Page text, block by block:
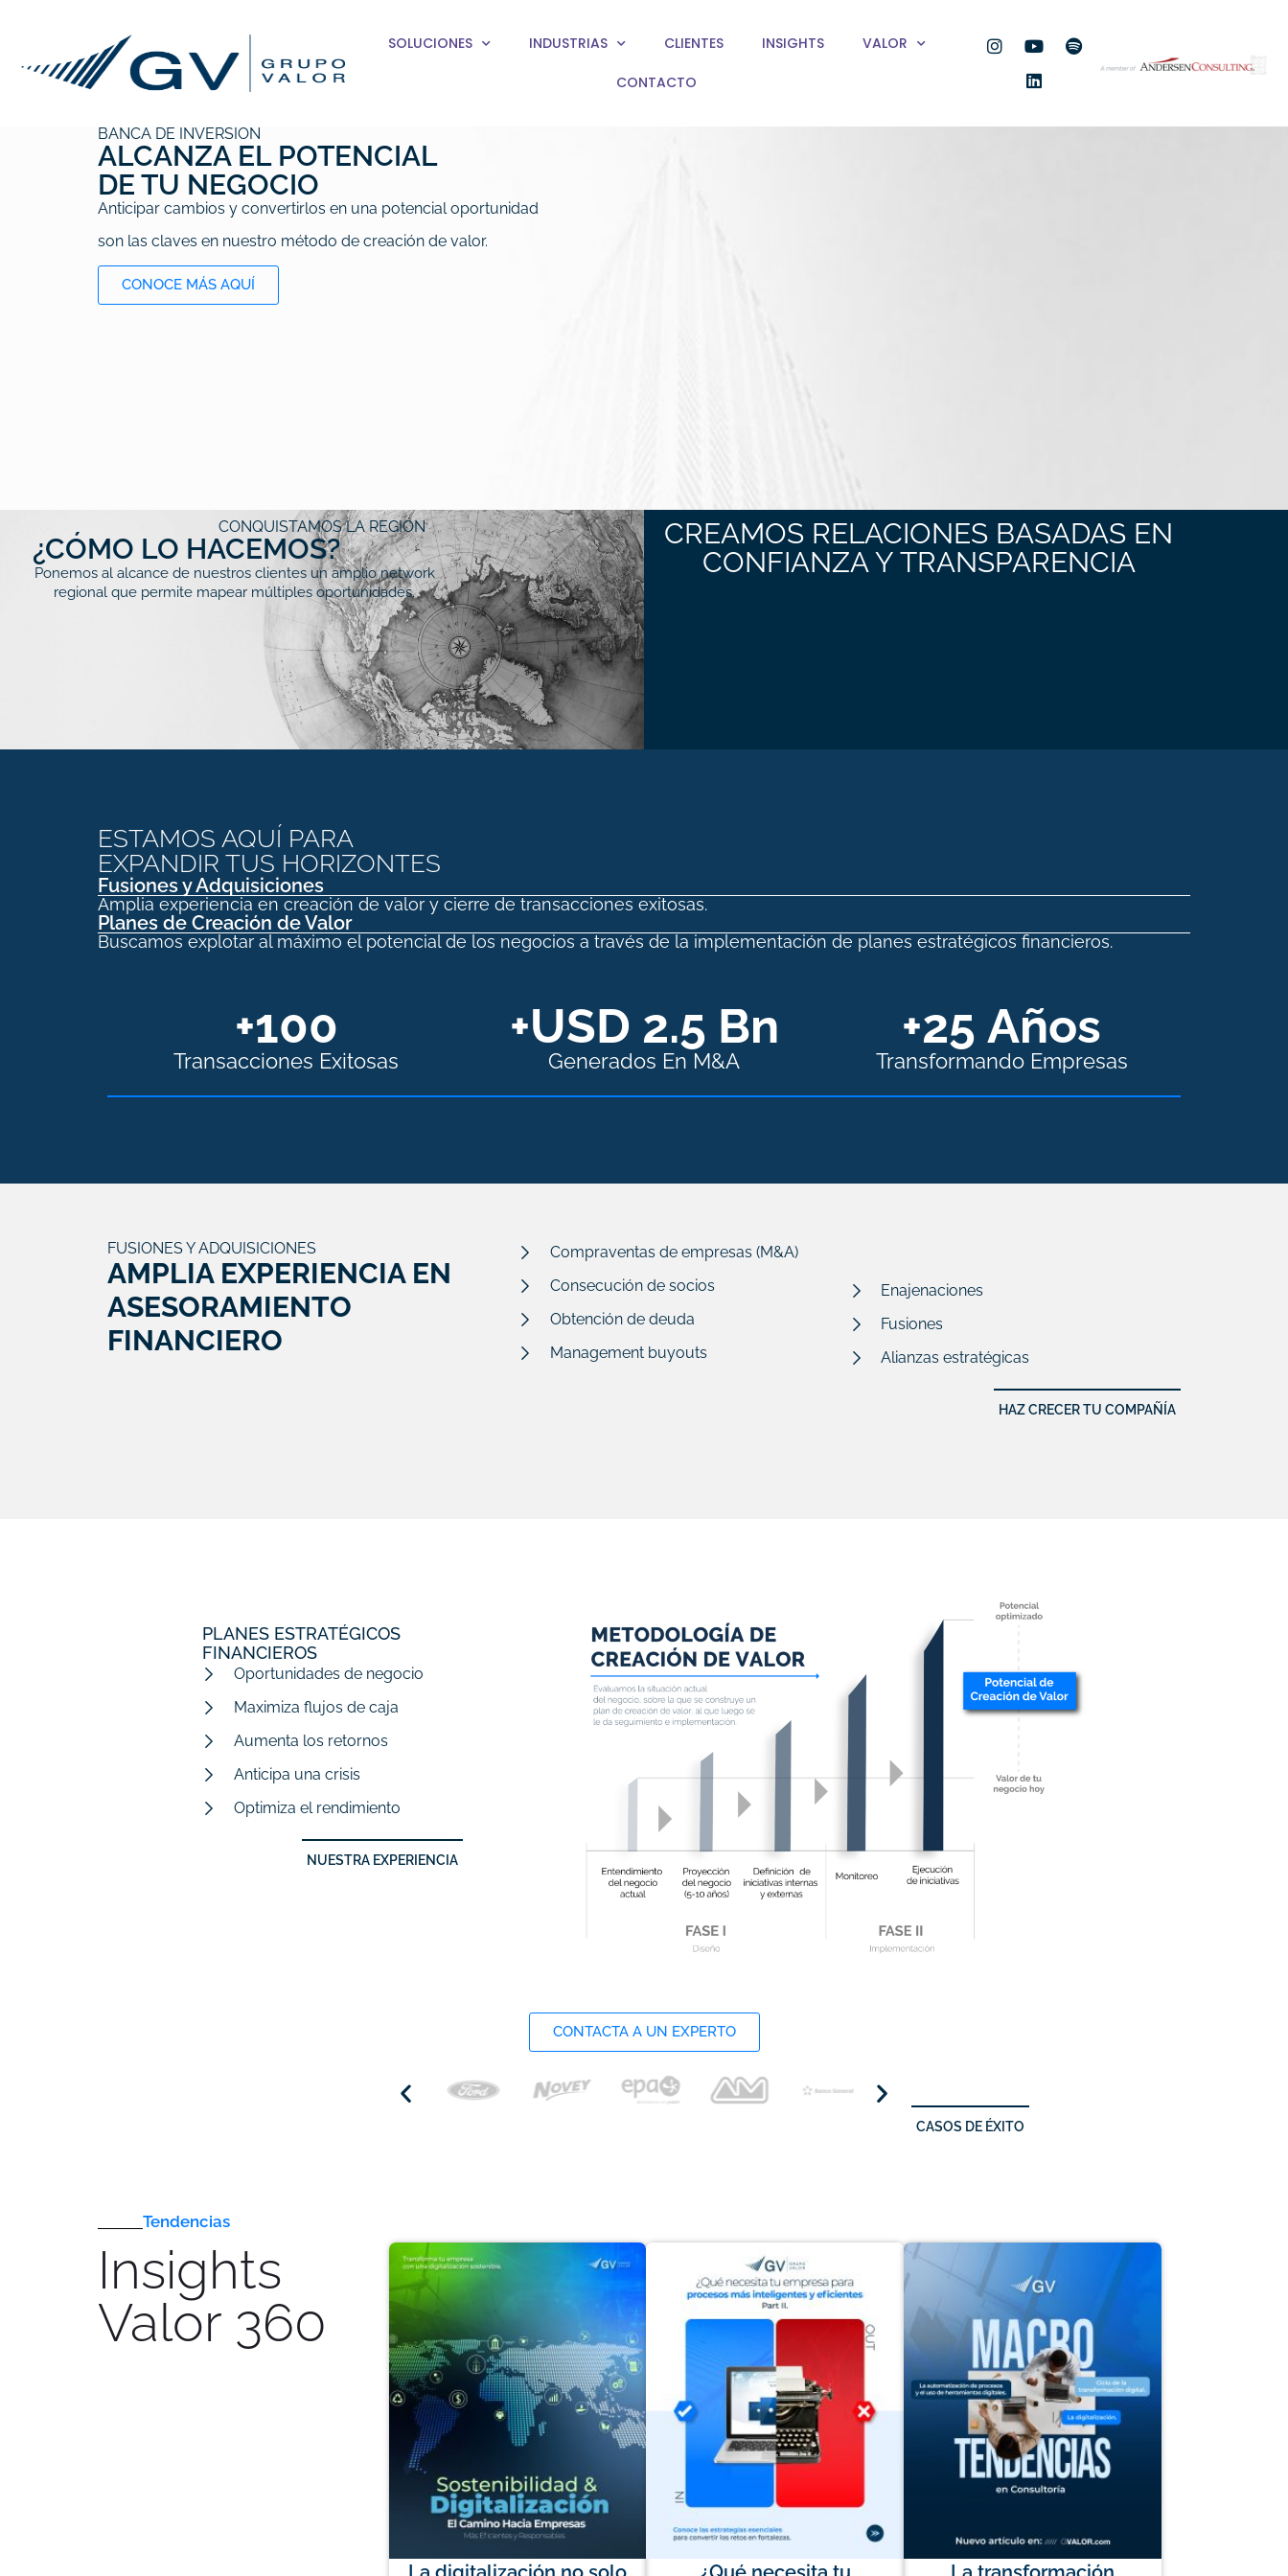
SOLUCIONES INDUSTRIAS CLIENTES INSIGHTS VALOR
CONTACTO
BANCA DE INVERSIÓN
ALCANZA EL POTENCIAL
DE TU NEGOCIO
Anticipar cambios y convertirlos en una potencial oportunidad
son las claves en nuestro método de creación de valor.
CONOCE MÁS AQUÍ
CONQUISTAMOS LA REGIÓN
¿CÓMO LO HACEMOS?
Ponemos al alcance de nuestros clientes un amplio network
regional que permite mapear múltiples oportunidades.
CREAMOS RELACIONES BASADAS EN
CONFIANZA Y TRANSPARENCIA
ESTAMOS AQUÍ PARA
EXPANDIR TUS HORIZONTES
Fusiones y Adquisiciones
Amplia experiencia en creación de valor y cierre de transacciones exitosas.
Planes de Creación de Valor
Buscamos explotar al máximo el potencial de los negocios a través de la implementación de planes estratégicos financieros.
+100
Transacciones Exitosas
+USD 2.5 Bn
Generados En M&A
+25 Años
Transformando Empresas
FUSIONES Y ADQUISICIONES
AMPLIA EXPERIENCIA EN
ASESORAMIENTO
FINANCIERO
Compraventas de empresas (M&A)
Consecución de socios
Obtención de deuda
Management buyouts
Enajenaciones
Fusiones
Alianzas estratégicas
HAZ CRECER TU COMPAÑÍA
PLANES ESTRATÉGICOS
FINANCIEROS
Oportunidades de negocio
Maximiza flujos de caja
Aumenta los retornos
Anticipa una crisis
Optimiza el rendimiento
NUESTRA EXPERIENCIA
CONTACTA A UN EXPERTO
CASOS DE ÉXITO
Tendencias
Insights
Valor 360